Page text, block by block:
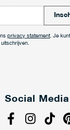
privacy statement. Je
uitschrijven.
Social Media